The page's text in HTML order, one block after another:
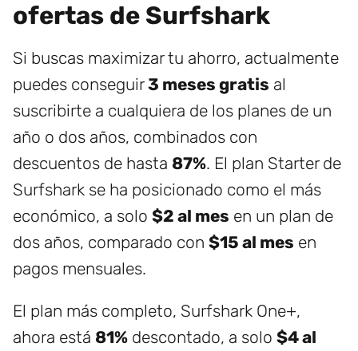
ofertas de Surfshark
Si buscas maximizar tu ahorro, actualmente
puedes conseguir3 meses gratis al
suscribirte a cualquiera de los planes de un
año o dos años, combinados con
descuentos de hasta 87%. El plan Starter de
Surfshark se ha posicionado como el más
económico, a solo $2 al mes en un plan de
dos años, comparado con $15 al mes en
pagos mensuales.
El plan más completo, Surfshark One+,
ahora está 81% descontado, a solo $4 al